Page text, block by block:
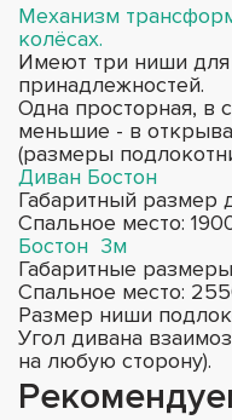
Механизм
колёсах.
Имеют три ниши для
принадлежностей.
Одна просторная, в
меньшие - в
(размеры
Диван Бостон
Габаритный размер
Спальное место:
Бостон 3м
Габаритные
Спальное место:
Размер ниши
Угол дивана
на любую сторону).